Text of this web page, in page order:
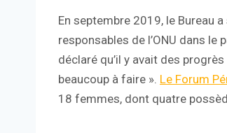
En septembre 2019, le Bureau
responsables de l’ONU dans
déclaré qu’il y avait des
beaucoup à faire ». Le Forum
18 femmes, dont quatre